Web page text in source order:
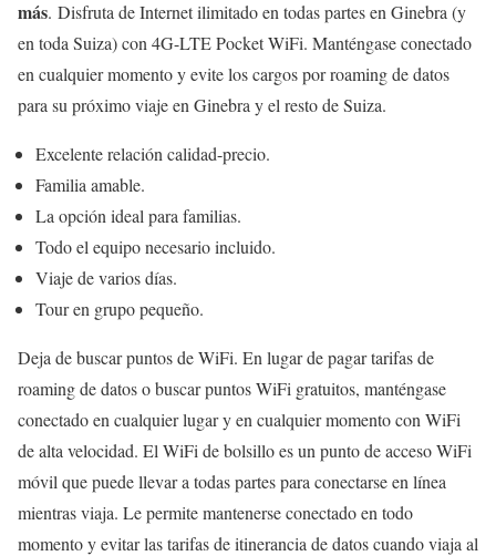
más. Disfruta de Internet ilimitado en todas partes en Ginebra (y
en toda Suiza) con 4G-LTE Pocket WiFi. Manténgase conectado
en cualquier momento y evite los cargos por roaming de datos
para su próximo viaje en Ginebra y el resto de Suiza.
Excelente relación calidad-precio.
Familia amable.
La opción ideal para familias.
Todo el equipo necesario incluido.
Viaje de varios días.
Tour en grupo pequeño.
Deja de buscar puntos de WiFi. En lugar de pagar tarifas de
roaming de datos o buscar puntos WiFi gratuitos, manténgase
conectado en cualquier lugar y en cualquier momento con WiFi
de alta velocidad. El WiFi de bolsillo es un punto de acceso WiFi
móvil que puede llevar a todas partes para conectarse en línea
mientras viaja. Le permite mantenerse conectado en todo
momento y evitar las tarifas de itinerancia de datos cuando viaja al